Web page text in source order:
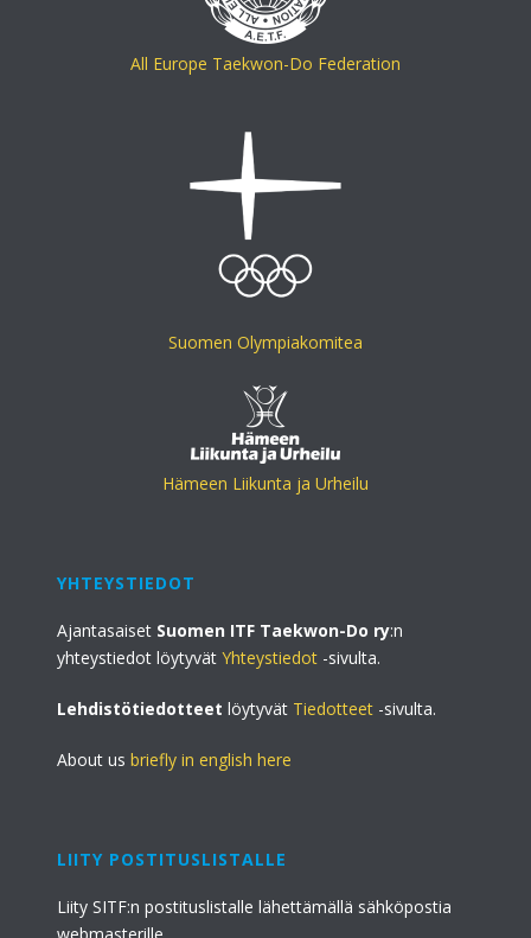
All Europe Taekwon-Do Federation
Suomen Olympiakomitea
Hämeen Liikunta ja Urheilu
YHTEYSTIEDOT
Ajantasaiset Suomen ITF Taekwon-Do ry:n
yhteystiedot löytyvätYhteystiedot -sivulta.
Lehdistötiedotteet löytyvät Tiedotteet -sivulta.
About usbriefly in english here
LIITY POSTITUSLISTALLE
Liity SITF:n postituslistalle lähettämällä sähköpostia